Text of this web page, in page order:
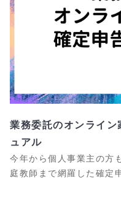
業務委託のオンライ
ュアル
今年から個人事業主の方
庭教師まで網羅した確定